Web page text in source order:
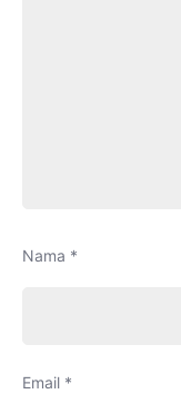
Nama *
Email *